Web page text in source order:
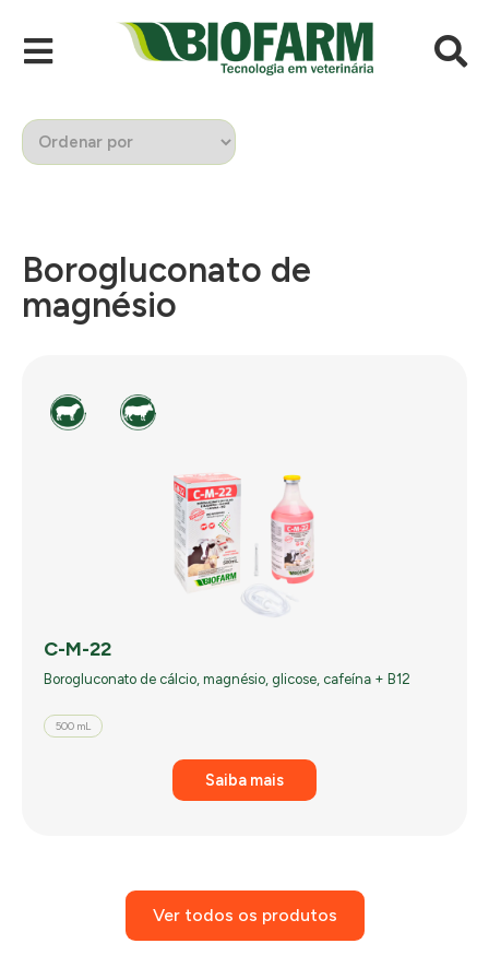
Borogluconato de
magnésio
C-M-22
Borogluconato de cálcio, magnésio, glicose, cafeína + B12
500 mL
Saiba mais
Ver todos os produtos